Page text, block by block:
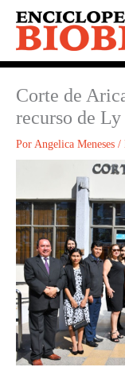
contenido
Corte de
recurso de
Por Angelica Meneses /